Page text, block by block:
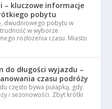
– kluczowe informacje
pobytu
dwudniowego pobytu w
w wyborze
rozłożenia czasu. Miasto
do długości wyjazdu –
czasu podróży
często bywa pułapką, gdy
i sezonowości. Zbyt krótki